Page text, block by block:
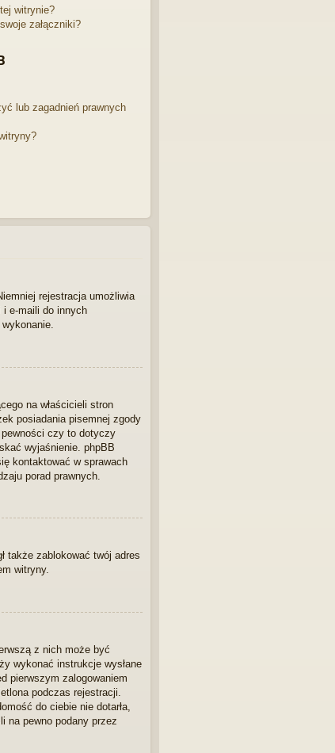
witrynie?
załączniki?
lub zagadnień prawnych
rejestracja umożliwia
i e-maili do innych
na właścicieli stron
posiadania pisemnej zgody
czy to dotyczy
wyjaśnienie. phpBB
kontaktować w sprawach
porad prawnych.
także zablokować twój adres
witryny.
z nich może być
wykonać instrukcje wysłane
pierwszym zalogowaniem
podczas rejestracji.
do ciebie nie dotarła,
na pewno podany przez